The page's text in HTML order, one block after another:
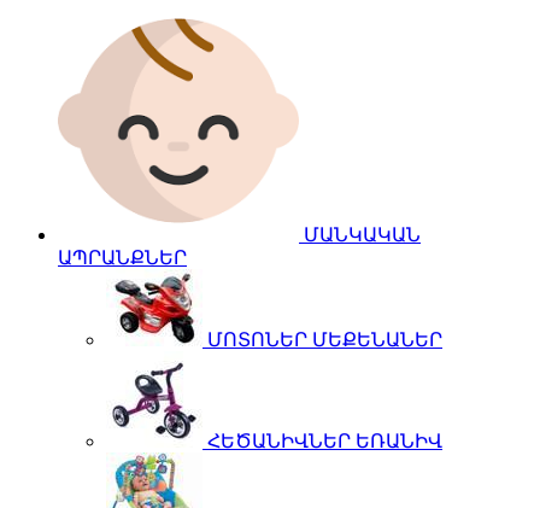
ՄԱՆԿԱԿԱՆ
ԱՊՐԱՆՔՆԵՐ
ՄՈՏՈՆԵՐ ՄԵՔԵՆԱՆԵՐ
ՀԵԾԱՆԻՎՆԵՐ ԵՌԱՆԻՎ